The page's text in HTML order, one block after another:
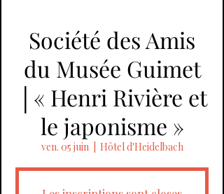
Société des Amis
du Musée Guimet
│« Henri Rivière et
le japonisme »
ven. 05 juin
  |
Hôtel d'Heidelbach